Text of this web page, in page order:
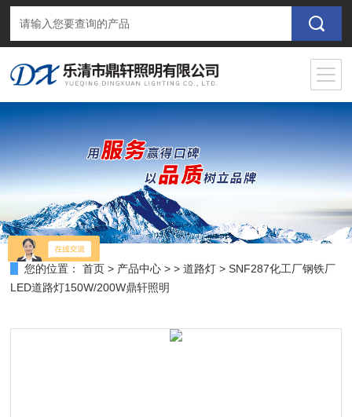
您的位置： 首页 > 产品中心 > >道路灯 > SNF287化工厂钢铁厂
LED道路灯150W/200W鼎轩照明